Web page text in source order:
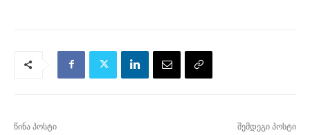
წინა პოსტი შემდეგი პოსტი